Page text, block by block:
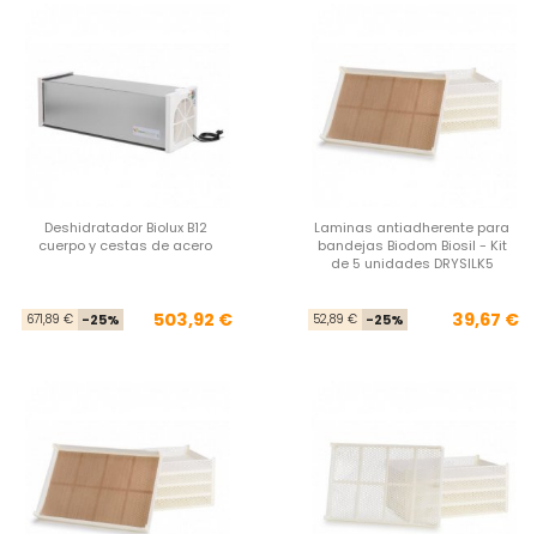
Deshidratador Biolux B12
cuerpo y cestas de acero
Precio base
671,89 € -25% Precio
503,92 €
Laminas antiadherente para
bandejas Biodom Biosil - Kit
de 5 unidades DRYSILK5
52,89 € -25% 39,67 €